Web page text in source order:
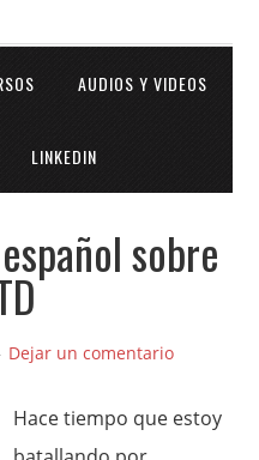
AUDIOS Y VIDEOS
LINKEDIN
sobre
Dejar un comentario
Hace tiempo que estoy